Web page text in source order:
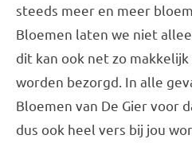
steeds meer en meer
Bloemen laten we niet
dit kan ook net zo
worden bezorgd. In alle
Bloemen van De Gier voor
dus ook heel vers bij jou